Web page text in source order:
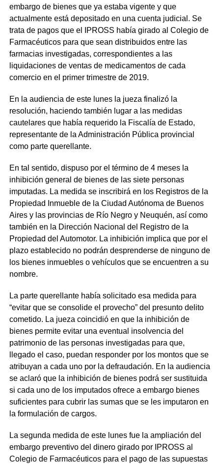
embargo de bienes que ya estaba vigente y que
actualmente está depositado en una cuenta judicial. Se
trata de pagos que el IPROSS había girado al Colegio de
Farmacéuticos para que sean distribuidos entre las
farmacias investigadas, correspondientes a las
liquidaciones de ventas de medicamentos de cada
comercio en el primer trimestre de 2019.
En la audiencia de este lunes la jueza finalizó la
resolución, haciendo también lugar a las medidas
cautelares que había requerido la Fiscalía de Estado,
representante de la Administración Pública provincial
como parte querellante.
En tal sentido, dispuso por el término de 4 meses la
inhibición general de bienes de las siete personas
imputadas. La medida se inscribirá en los Registros de la
Propiedad Inmueble de la Ciudad Autónoma de Buenos
Aires y las provincias de Río Negro y Neuquén, así como
también en la Dirección Nacional del Registro de la
Propiedad del Automotor. La inhibición implica que por el
plazo establecido no podrán desprenderse de ninguno de
los bienes inmuebles o vehículos que se encuentren a su
nombre.
La parte querellante había solicitado esa medida para
“evitar que se consolide el provecho” del presunto delito
cometido. La jueza coincidió en que la inhibición de
bienes permite evitar una eventual insolvencia del
patrimonio de las personas investigadas para que,
llegado el caso, puedan responder por los montos que se
atribuyan a cada uno por la defraudación. En la audiencia
se aclaró que la inhibición de bienes podrá ser sustituida
si cada uno de los imputados ofrece a embargo bienes
suficientes para cubrir las sumas que se les imputaron en
la formulación de cargos.
La segunda medida de este lunes fue la ampliación del
embargo preventivo del dinero girado por IPROSS al
Colegio de Farmacéuticos para el pago de las supuestas